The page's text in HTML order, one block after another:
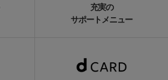
充実の
サポートメニュー